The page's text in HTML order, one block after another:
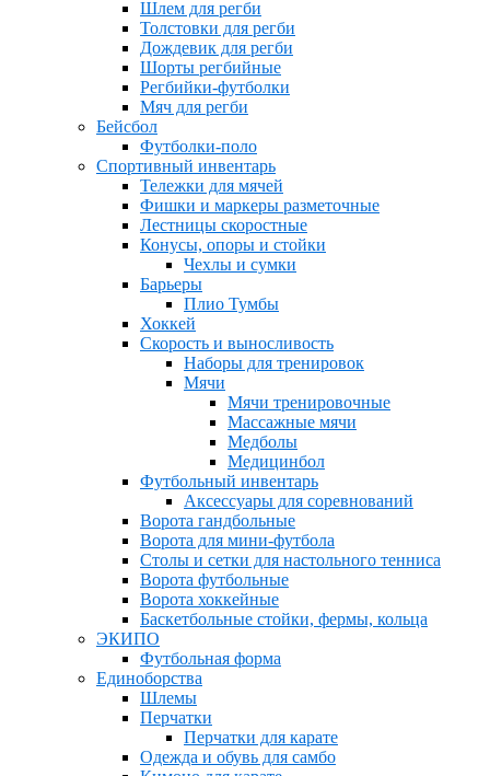
Шлем для регби
Толстовки для регби
Дождевик для регби
Шорты регбийные
Регбийки-футболки
Мяч для регби
Бейсбол
Футболки-поло
Спортивный инвентарь
Тележки для мячей
Фишки и маркеры разметочные
Лестницы скоростные
Конусы, опоры и стойки
Чехлы и сумки
Барьеры
Плио Тумбы
Хоккей
Скорость и выносливость
Наборы для тренировок
Мячи
Мячи тренировочные
Массажные мячи
Медболы
Медицинбол
Футбольный инвентарь
Аксессуары для соревнований
Ворота гандбольные
Ворота для мини-футбола
Столы и сетки для настольного тенниса
Ворота футбольные
Ворота хоккейные
Баскетбольные стойки, фермы, кольца
ЭКИПО
Футбольная форма
Единоборства
Шлемы
Перчатки
Перчатки для карате
Одежда и обувь для самбо